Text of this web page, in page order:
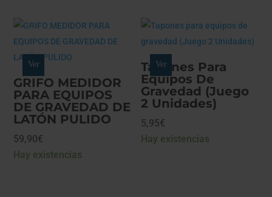
GRIFO MEDIDOR
PARA EQUIPOS
DE GRAVEDAD DE
LATÓN PULIDO
59,90€
Hay existencias
Ver
Tapones Para
Equipos De
Gravedad (Juego
2 Unidades)
5,95€
Hay existencias
Ver